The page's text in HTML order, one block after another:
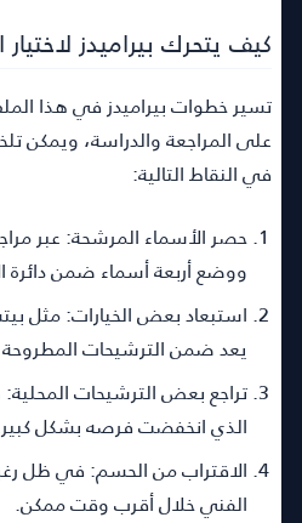
كيف يتحرك بيراميدز لاختيار
تسير خطوات بيراميدز في هذا
على المراجعة والدراسة، ويمكن
في النقاط التالية:
حصر الأسماء المرشحة:عبر
ووضع أربعة أسماء ضمن دائرة
استبعاد بعض الخيارات:مثل
يعد ضمن الترشيحات المطروحة
تراجع بعض الترشيحات المحلية:
الذي انخفضت فرصه بشكل كبير.
الاقتراب من الحسم:في ظل رغبة
الفني خلال أقرب وقت ممكن.